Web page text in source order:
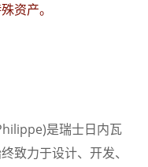
资产。
是瑞士日内瓦
致力于设计、开发、